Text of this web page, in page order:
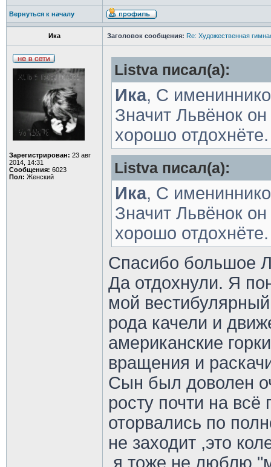
Вернуться к началу
Ика Заголовок сообщения: Re: Художественная
Зарегистрирован: 23 авг
2014, 14:31
Сообщения: 6023
Пол: Женский
Listva писал(а):
Ика, С
Значит Львёнок
хорошо
Listva писал(а):
Ика, С
Значит Львёнок
хорошо
Спасибо большое
Да отдохнули. Я
мой
рода качели и
американские
вращения и
Сын был доволен
росту почти на
оторвались по
не заходит ,это
.я тоже не люблю